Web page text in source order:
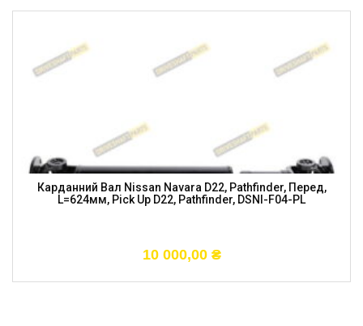
Карданний Вал Nissan Navara D22, Pathfinder, Перед,
L=624мм, Pick Up D22, Pathfinder, DSNI-F04-PL
10 000,00 ₴